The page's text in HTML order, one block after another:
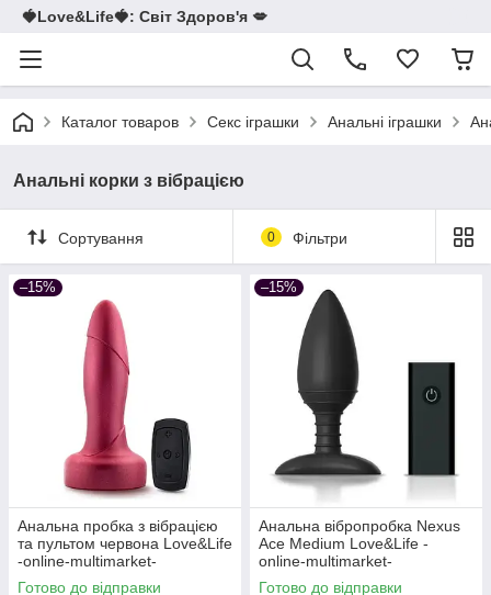
🍓Love&Life🍓: Світ Здоров'я 💋
Каталог товаров Секс іграшки Анальні іграшки
Анальні корки з вібрацією
Сортування 0 Фільтри
–15%
Анальна пробка з вібрацією
та пультом червона Love&Life
-online-multimarket-
Готово до відправки
–15%
Анальна вібропробка Nexus
Ace Medium Love&Life -
online-multimarket-
Готово до відправки